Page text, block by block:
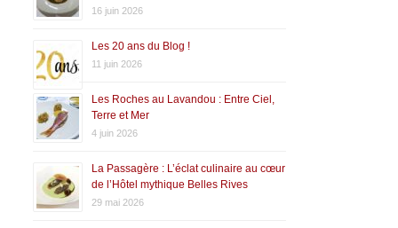
16 juin 2026
Les 20 ans du Blog !
11 juin 2026
Les Roches au Lavandou : Entre Ciel,
Terre et Mer
4 juin 2026
La Passagère : L’éclat culinaire au cœur
de l’Hôtel mythique Belles Rives
29 mai 2026